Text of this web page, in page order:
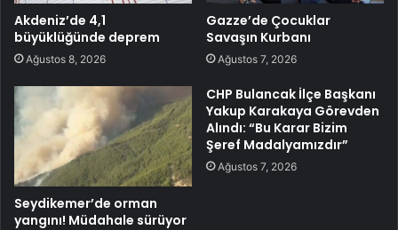
Akdeniz’de 4,1
büyüklüğünde deprem
Ağustos 8, 2026
Gazze’de Çocuklar
Savaşın Kurbanı
Ağustos 7, 2026
Seydikemer’de orman
yangını! Müdahale sürüyor
CHP Bulancak İlçe Başkanı
Yakup Karakaya Görevden
Alındı: “Bu Karar Bizim
Şeref Madalyamızdır”
Ağustos 7, 2026